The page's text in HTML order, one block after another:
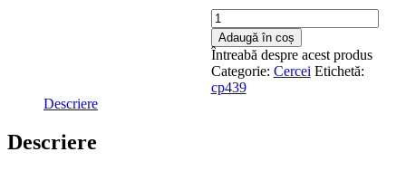
Cantitate
Cercei
aur
14k
cu
diamante
Adaugă în coș
Întreabă despre acest produs
Categorie: Cercei Etichetă:
cp439
Descriere
Descriere